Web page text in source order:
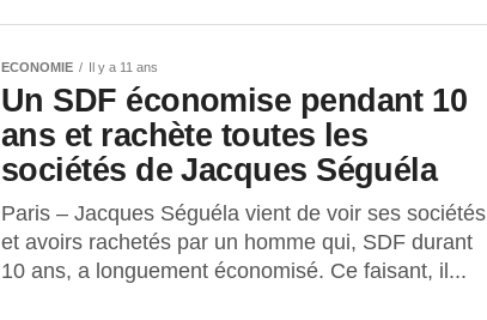
ECONOMIE Il y a 11 ans
Un SDF économise pendant 10
ans et rachète toutes les
sociétés de Jacques Séguéla
Paris – Jacques Séguéla vient de voir ses sociétés
et avoirs rachetés par un homme qui, SDF durant
10 ans, a longuement économisé. Ce faisant, il...